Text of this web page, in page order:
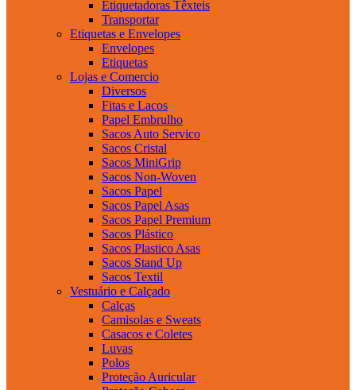
Etiquetadoras Têxteis
Transportar
Etiquetas e Envelopes
Envelopes
Etiquetas
Lojas e Comercio
Diversos
Fitas e Lacos
Papel Embrulho
Sacos Auto Servico
Sacos Cristal
Sacos MiniGrip
Sacos Non-Woven
Sacos Papel
Sacos Papel Asas
Sacos Papel Premium
Sacos Plástico
Sacos Plastico Asas
Sacos Stand Up
Sacos Textil
Vestuário e Calçado
Calças
Camisolas e Sweats
Casacos e Coletes
Luvas
Polos
Proteção Auricular